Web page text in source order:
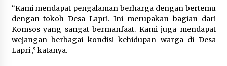
Tinjau PSO Bea Cukai Kupang,
Menkeu Tegaskan Komitmen
Perkuat Pengawasan Laut
Perbatasan Timur
“Kami mendapat pengalaman berharga dengan bertemu
dengan tokoh Desa Lapri. Ini merupakan bagian dari
Komsos yang sangat bermanfaat. Kami juga mendapat
wejangan berbagai kondisi kehidupan warga di Desa
Lapri ,” katanya.